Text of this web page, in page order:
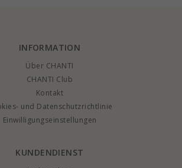
INFORMATION
Über CHANTI
CHANTI Club
Kontakt
und Datenschutzrichtlinie
Einwilligungseinstellungen
KUNDENDIENST